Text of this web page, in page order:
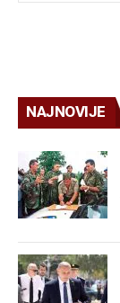
NAJNOVIJE